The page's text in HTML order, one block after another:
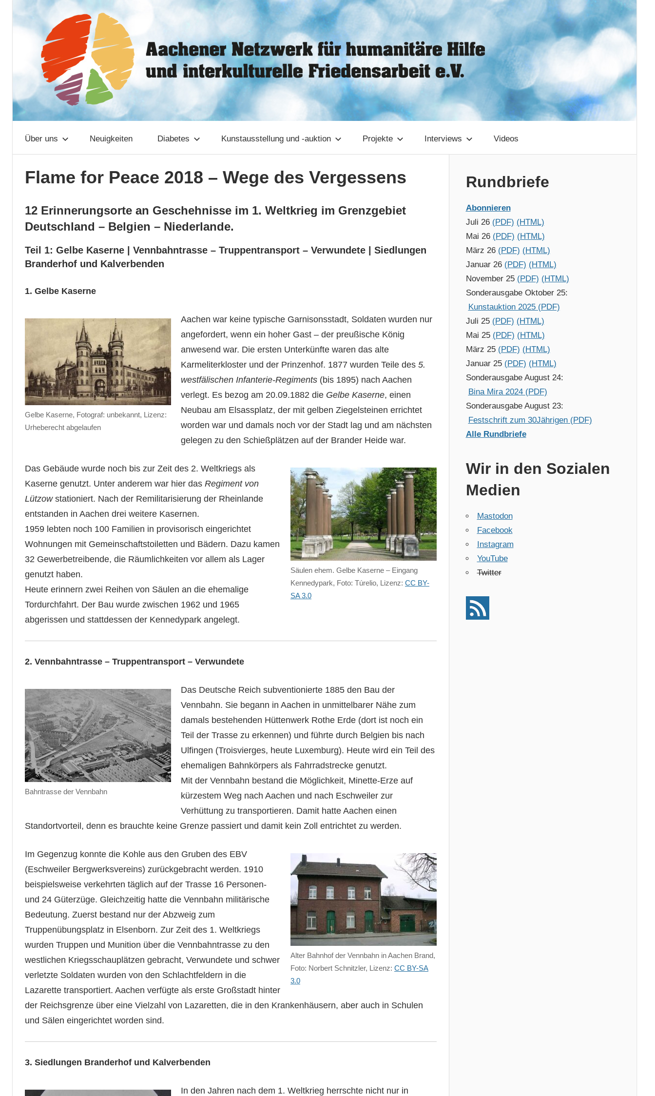
springen
Aachener
Netzwerk
Über uns Neuigkeiten Diabetes Kunstausstellung und -auktion Projekte Interviews Videos
Flame for Peace 2018 – Wege des Vergessens
12 Erinnerungsorte an Geschehnisse im 1. Weltkrieg im Grenzgebiet
Deutschland – Belgien – Niederlande.
Teil 1: Gelbe Kaserne | Vennbahntrasse – Truppentransport – Verwundete | Siedlungen
Branderhof und Kalverbenden
1. Gelbe Kaserne
Gelbe Kaserne, Fotograf: unbekannt, Lizenz:
Urheberecht abgelaufen
Aachen war keine typische Garnisonsstadt, Soldaten wurden nur
angefordert, wenn ein hoher Gast – der preußische König
anwesend war. Die ersten Unterkünfte waren das alte
Karmeliterkloster und der Prinzenhof. 1877 wurden Teile des 5.
westfälischen Infanterie-Regiments(bis 1895) nach Aachen
verlegt. Es bezog am 20.09.1882 die Gelbe Kaserne, einen
Neubau am Elsassplatz, der mit gelben Ziegelsteinen errichtet
worden war und damals noch vor der Stadt lag und am nächsten
gelegen zu den Schießplätzen auf der Brander Heide war.
Säulen ehem. Gelbe Kaserne – Eingang
Kennedypark, Foto: Túrelio, Lizenz: CC BY-
SA 3.0
Das Gebäude wurde noch bis zur Zeit des 2. Weltkriegs als
Kaserne genutzt. Unter anderem war hier das Regiment von
Lützowstationiert. Nach der Remilitarisierung der Rheinlande
entstanden in Aachen drei weitere Kasernen.
1959 lebten noch 100 Familien in provisorisch eingerichtet
Wohnungen mit Gemeinschaftstoiletten und Bädern. Dazu kamen
32 Gewerbetreibende, die Räumlichkeiten vor allem als Lager
genutzt haben.
Heute erinnern zwei Reihen von Säulen an die ehemalige
Tordurchfahrt. Der Bau wurde zwischen 1962 und 1965
abgerissen und stattdessen der Kennedypark angelegt.
2. Vennbahntrasse – Truppentransport – Verwundete
Bahntrasse der Vennbahn
Das Deutsche Reich subventionierte 1885 den Bau der
Vennbahn. Sie begann in Aachen in unmittelbarer Nähe zum
damals bestehenden Hüttenwerk Rothe Erde (dort ist noch ein
Teil der Trasse zu erkennen) und führte durch Belgien bis nach
Ulfingen (Troisvierges, heute Luxemburg). Heute wird ein Teil des
ehemaligen Bahnkörpers als Fahrradstrecke genutzt.
Mit der Vennbahn bestand die Möglichkeit, Minette-Erze auf
kürzestem Weg nach Aachen und nach Eschweiler zur
Verhüttung zu transportieren. Damit hatte Aachen einen
Standortvorteil, denn es brauchte keine Grenze passiert und damit kein Zoll entrichtet zu werden.
Alter Bahnhof der Vennbahn in Aachen Brand,
Foto: Norbert Schnitzler, Lizenz: CC BY-SA
3.0
Im Gegenzug konnte die Kohle aus den Gruben des EBV
(Eschweiler Bergwerksvereins) zurückgebracht werden. 1910
beispielsweise verkehrten täglich auf der Trasse 16 Personen-
und 24 Güterzüge. Gleichzeitig hatte die Vennbahn militärische
Bedeutung. Zuerst bestand nur der Abzweig zum
Truppenübungsplatz in Elsenborn. Zur Zeit des 1. Weltkriegs
wurden Truppen und Munition über die Vennbahntrasse zu den
westlichen Kriegsschauplätzen gebracht, Verwundete und schwer
verletzte Soldaten wurden von den Schlachtfeldern in die
Lazarette transportiert. Aachen verfügte als erste Großstadt hinter
der Reichsgrenze über eine Vielzahl von Lazaretten, die in den Krankenhäusern, aber auch in Schulen
und Sälen eingerichtet worden sind.
3. Siedlungen Branderhof und Kalverbenden
In den Jahren nach dem 1. Weltkrieg herrschte nicht nur in
Rundbriefe
Abonnieren
Juli 26 (PDF) (HTML)
Mai 26 (PDF) (HTML)
März 26 (PDF) (HTML)
Januar 26 (PDF) (HTML)
November 25 (PDF) (HTML)
Sonderausgabe Oktober 25:
Kunstauktion 2025 (PDF)
Juli 25 (PDF) (HTML)
Mai 25 (PDF) (HTML)
März 25 (PDF) (HTML)
Januar 25 (PDF) (HTML)
Sonderausgabe August 24:
Bina Mira 2024 (PDF)
Sonderausgabe August 23:
Festschrift zum 30Jährigen (PDF)
Alle Rundbriefe
Wir in den Sozialen
Medien
Mastodon
Facebook
Instagram
YouTube
Twitter